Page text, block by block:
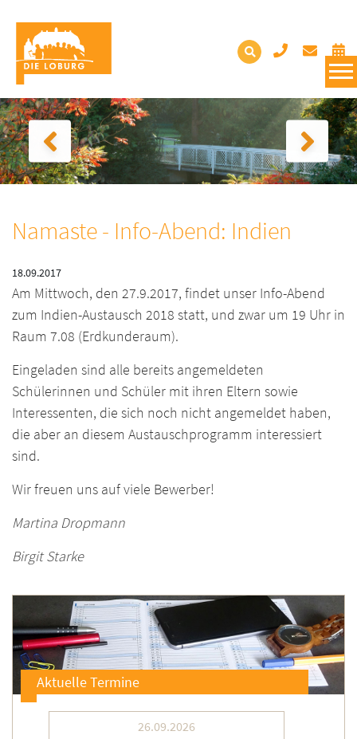
Namaste - Info-Abend: Indien
18.09.2017
Am Mittwoch, den 27.9.2017, findet unser Info-Abend
zum Indien-Austausch 2018 statt, und zwar um 19 Uhr in
Raum 7.08 (Erdkunderaum).
Eingeladen sind alle bereits angemeldeten
Schülerinnen und Schüler mit ihren Eltern sowie
Interessenten, die sich noch nicht angemeldet haben,
die aber an diesem Austauschprogramm interessiert
sind.
Wir freuen uns auf viele Bewerber!
Martina Dropmann
Birgit Starke
Aktuelle Termine
26.09.2026